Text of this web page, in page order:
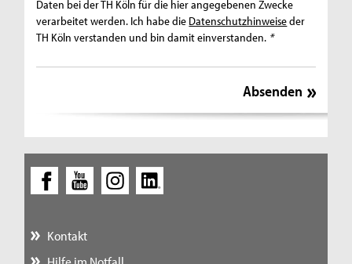
Daten bei der TH Köln für die hier angegebenen Zwecke
verarbeitet werden. Ich habe die Datenschutzhinweiseder
TH Köln verstanden und bin damit einverstanden. *
Kontakt